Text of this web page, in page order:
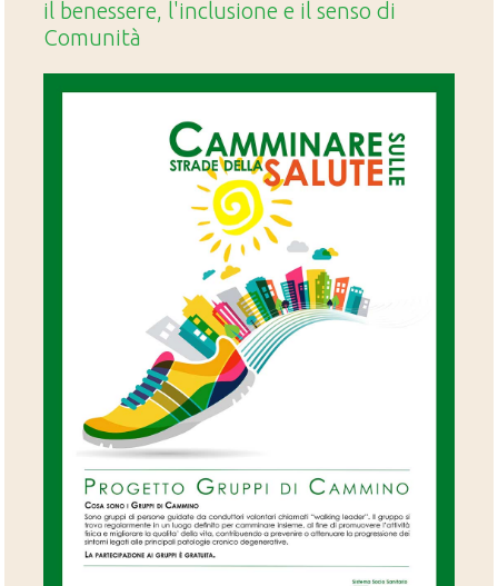
il benessere, l'inclusione e il senso di
Comunità